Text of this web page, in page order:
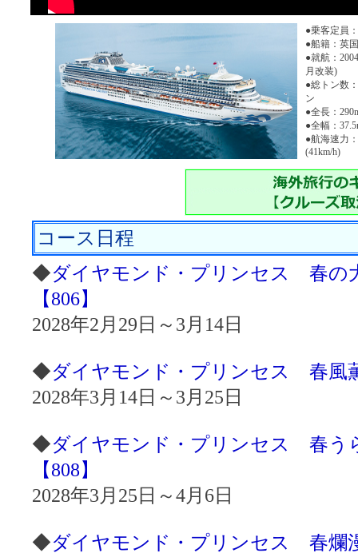
●乗客定員
●船籍：英国
●就航：
月改装)
●総トン数
ン
●全長：
●全幅：
●航海速力
(41km/h)
コース日程
◆ダイヤモンド・プリンセス 春の
【806】
2028年2月29日～3月14日
◆ダイヤモンド・プリンセス 春風
2028年3月14日～3月25日
◆ダイヤモンド・プリンセス 春う
【808】
2028年3月25日～4月6日
◆ダイヤモンド・プリンセス 春爛